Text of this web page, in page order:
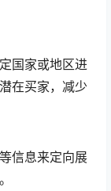
国家或地区进
在买家，减少
信息来定向展